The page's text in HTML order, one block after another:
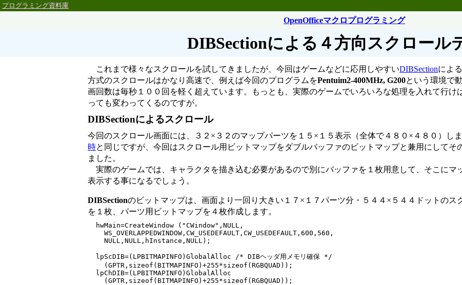
プログラミング資料庫
OpenOfficeマクロプログラミング
DIBSectionによる４方向スクロール
これまで様々なスクロールを試してきましたが、今回はゲームなどに応用しやすいDIBSectionによ
方式のスクロールはかなり高速で、例えば今回のプログラムをPentuim2-400MHz, G200という環境で
画回数は毎秒１００回を軽く超えています。もっとも、実際のゲームでいろいろな処理を入れて行け
っても変わってくるのですが。
DIBSectionによるスクロール
今回のスクロール画面には、３２×３２のマップパーツを１５×１５表示（全体で４８０×４８０）し
時と同じですが、今回はスクロール用ビットマップをダブルバッファのビットマップと兼用にしてそ
ました。
実際のゲームでは、キャラクタを描き込む必要があるので別にバッファを１枚用意して、そこにマ
表示する事になるでしょう。
DIBSectionのビットマップは、画面より一回り大きい１７×１７パーツ分・５４４×５４４ドットのス
を１枚、パーツ用ビットマップを４枚作成します。
  hwMain=CreateWindow ("CWindow",NULL,
    WS_OVERLAPPEDWINDOW,CW_USEDEFAULT,CW_USEDEFAULT,600,560,
    NULL,NULL,hInstance,NULL);
  lpScDIB=(LPBITMAPINFO)GlobalAlloc /* DIBヘッダ用メモリ確保 */
    (GPTR,sizeof(BITMAPINFO)+255*sizeof(RGBQUAD));
  lpChDIB=(LPBITMAPINFO)GlobalAlloc
    (GPTR,sizeof(BITMAPINFO)+255*sizeof(RGBQUAD));